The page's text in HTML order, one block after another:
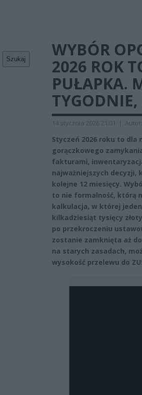
Szukaj
WYBÓR
2026 ROK
PUŁAPKA.
TYGODNIE,
14 stycznia 2026 21:01 | Autor:
Styczeń 2026 roku to dla
gorączkowego
fakturami,
najważniejszych
kolejne 12 miesięcy.
to nie formalność, którą
kalkulacja, w której
kilkadziesiąt tysięcy
po przekroczeniu
zostanie zamknięta aż
na starych zasadach,
wysokość przelewu do